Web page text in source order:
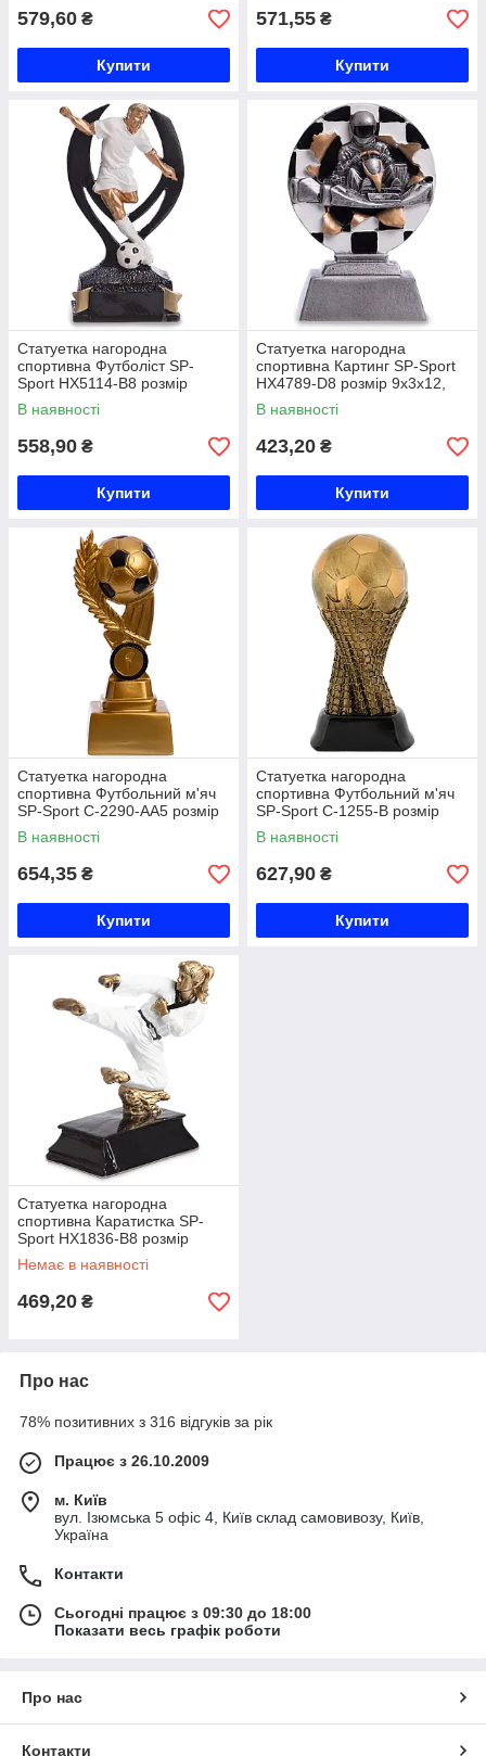
579,60 ₴
Купити
571,55 ₴
Купити
Статуетка нагородна
спортивна Футболіст SP-
Sport HX5114-B8 розмір
9х4х15см Код HX5114-B8
В наявності
558,90 ₴
Купити
Статуетка нагородна
спортивна Картинг SP-Sport
HX4789-D8 розмір 9х3х12,
5см срібло Код HX4789-D8
В наявності
423,20 ₴
Купити
Статуетка нагородна
спортивна Футбольний м'яч
SP-Sport C-2290-AA5 розмір
19х8х6,5см золото Код C-
2290-AA5
В наявності
654,35 ₴
Купити
Статуетка нагородна
спортивна Футбольний м'яч
SP-Sport C-1255-B розмір
20х9х8см золото Код C-1255-
B
В наявності
627,90 ₴
Купити
Статуетка нагородна
спортивна Каратистка SP-
Sport HX1836-B8 розмір
10х5х12см Код HX1836-B8
Немає в наявності
469,20 ₴
Про нас
78% позитивних з 316 відгуків за рік
Працює з 26.10.2009
м. Київ
вул. Ізюмська 5 офіс 4, Київ склад самовивозу, Київ,
Україна
Контакти
Сьогодні працює з 09:30 до 18:00
Показати весь графік роботи
Про нас
Контакти